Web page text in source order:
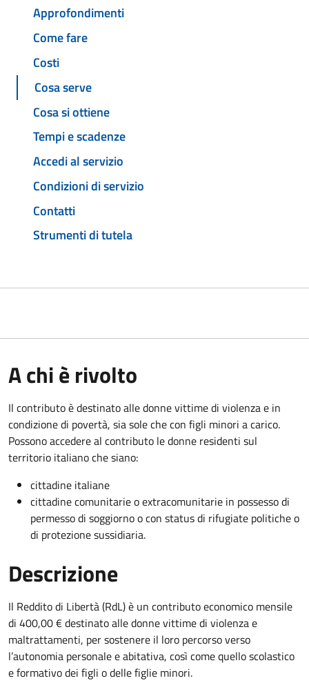
Approfondimenti
Come fare
Costi
Cosa serve
Cosa si ottiene
Tempi e scadenze
Accedi al servizio
Condizioni di servizio
Contatti
Strumenti di tutela
A chi è rivolto
Il contributo è destinato alle donne vittime di violenza e in
condizione di povertà, sia sole che con figli minori a carico.
Possono accedere al contributo le donne residenti sul
territorio italiano che siano:
cittadine italiane
cittadine comunitarie o extracomunitarie in possesso di
permesso di soggiorno o con status di rifugiate politiche o
di protezione sussidiaria.
Descrizione
Il Reddito di Libertà (RdL) è un contributo economico mensile
di 400,00 € destinato alle donne vittime di violenza e
maltrattamenti, per sostenere il loro percorso verso
l’autonomia personale e abitativa, così come quello scolastico
e formativo dei figli o delle figlie minori.